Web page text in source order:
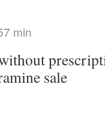
min
sale